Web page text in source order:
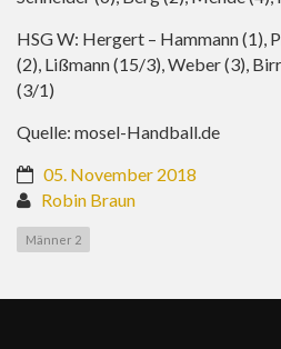
HSG W: Hergert – Hammann (1),
(2), Lißmann (15/3), Weber (3),
(3/1)
Quelle: mosel-Handball.de
05. November 2018
Robin Braun
Männer 2